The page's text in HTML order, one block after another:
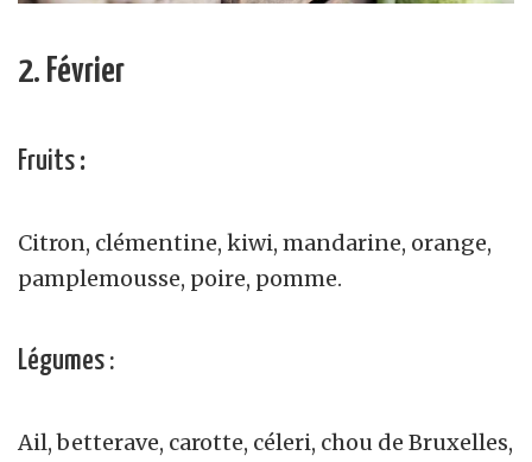
2. Février
Fruits :
Citron, clémentine, kiwi, mandarine, orange,
pamplemousse, poire, pomme.
Légumes :
Ail, betterave, carotte, céleri, chou de Bruxelles,